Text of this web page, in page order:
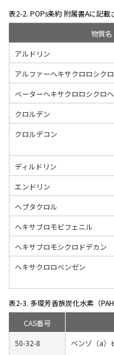
表2-2. POPs条約 附属書Aに記載
物質名
アルドリン
アルファーヘキサクロロシク
ベーターヘキサクロロシクロ
クロルデン
クロルデコン
ディルドリン
エンドリン
ヘプタクロル
ヘキサブロモビフェニル
ヘキサブロモシクロドデカン
ヘキサクロロベンゼン
表2-3. 多環芳香族炭化水素（PAH
CAS番号
50-32-8
ベンゾ（a）